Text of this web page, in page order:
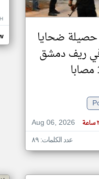
حصيلة ضحايا
ريف دمشق
Aug 06, 2026
عدد الكلمات: ٨٩